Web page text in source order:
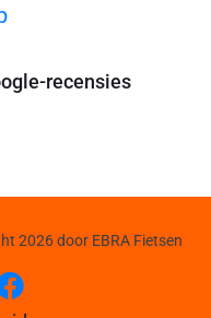
recensies
2026 door EBRA Fietsen